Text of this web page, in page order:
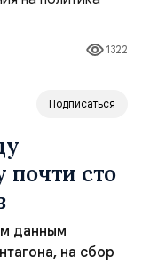
Центр
(ФСБ РФ). Как1322
Подписаться
почти сто
данным
на сбор